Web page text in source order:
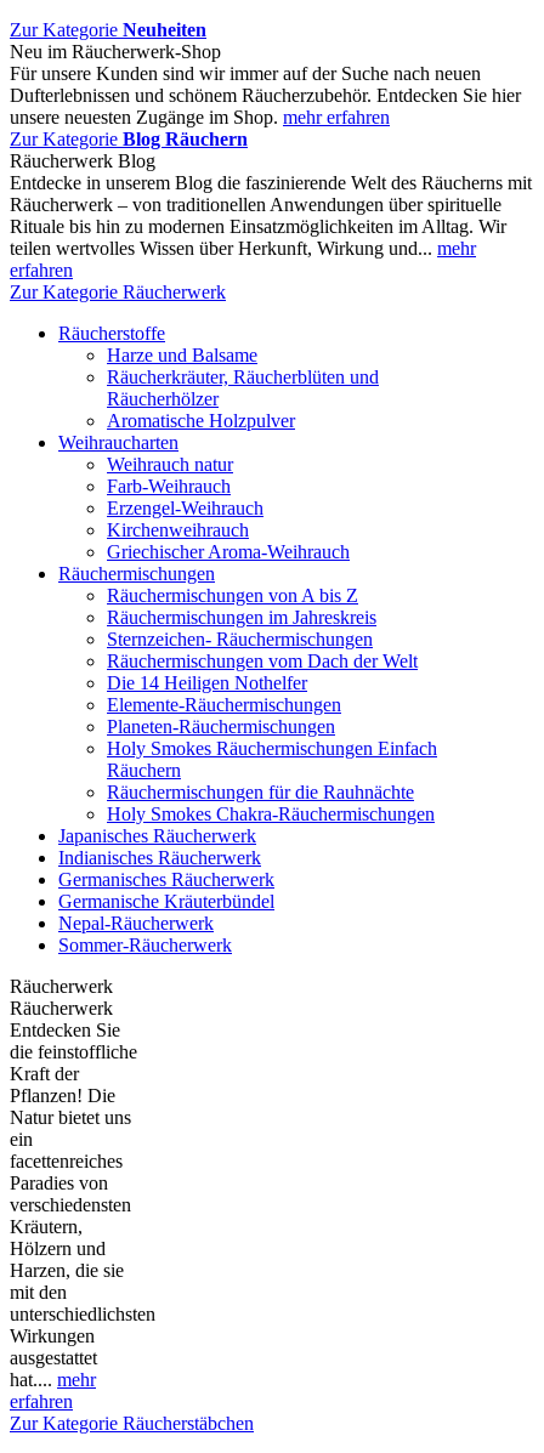
Zur Kategorie Neuheiten
Neu im Räucherwerk-Shop
Für unsere Kunden sind wir immer auf der Suche nach neuen
Dufterlebnissen und schönem Räucherzubehör. Entdecken Sie hier
unsere neuesten Zugänge im Shop. mehr erfahren
Zur Kategorie Blog Räuchern
Räucherwerk Blog
Entdecke in unserem Blog die faszinierende Welt des Räucherns mit
Räucherwerk – von traditionellen Anwendungen über spirituelle
Rituale bis hin zu modernen Einsatzmöglichkeiten im Alltag. Wir
teilen wertvolles Wissen über Herkunft, Wirkung und... mehr
erfahren
Zur Kategorie Räucherwerk
Räucherstoffe
Harze und Balsame
Räucherkräuter, Räucherblüten und
Räucherhölzer
Aromatische Holzpulver
Weihraucharten
Weihrauch natur
Farb-Weihrauch
Erzengel-Weihrauch
Kirchenweihrauch
Griechischer Aroma-Weihrauch
Räuchermischungen
Räuchermischungen von A bis Z
Räuchermischungen im Jahreskreis
Sternzeichen- Räuchermischungen
Räuchermischungen vom Dach der Welt
Die 14 Heiligen Nothelfer
Elemente-Räuchermischungen
Planeten-Räuchermischungen
Holy Smokes Räuchermischungen Einfach
Räuchern
Räuchermischungen für die Rauhnächte
Holy Smokes Chakra-Räuchermischungen
Japanisches Räucherwerk
Indianisches Räucherwerk
Germanisches Räucherwerk
Germanische Kräuterbündel
Nepal-Räucherwerk
Sommer-Räucherwerk
Räucherwerk
Räucherwerk
Entdecken Sie
die feinstoffliche
Kraft der
Pflanzen! Die
Natur bietet uns
ein
facettenreiches
Paradies von
verschiedensten
Kräutern,
Hölzern und
Harzen, die sie
mit den
unterschiedlichsten
Wirkungen
ausgestattet
hat.... mehr
erfahren
Zur Kategorie Räucherstäbchen